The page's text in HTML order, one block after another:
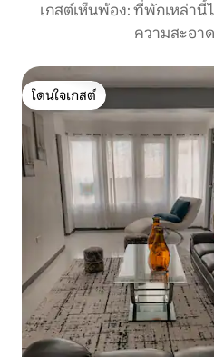
เกสต์เห็นพ้อง: ที่พักเหล่า
ความสะอา
โดนใจเกสต์
โดนใจเกสต์